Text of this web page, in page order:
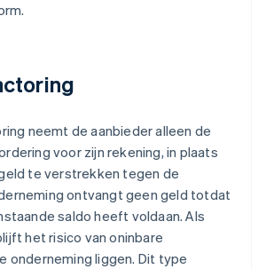
neemt de aanbieder alleen de
voor zijn rekening, in plaats
te verstrekken tegen de
ontvangt geen geld totdat
saldo heeft voldaan. Als
het risico van oninbare
onderneming liggen. Dit type